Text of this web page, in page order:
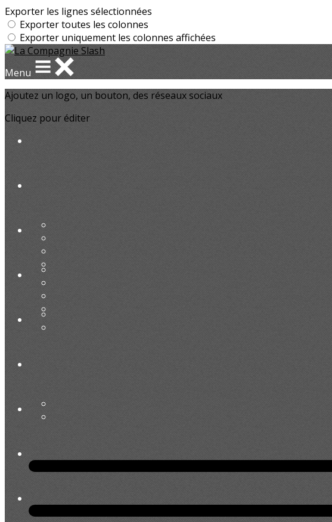
Exporter les lignes sélectionnées
Exporter toutes les colonnes
Exporter uniquement les colonnes affichées
Menu
Ajoutez un logo, un bouton, des réseaux sociaux
Cliquez pour éditer